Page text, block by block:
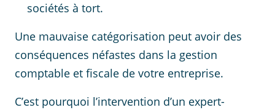
sociétés à tort.
Une mauvaise catégorisation peut avoir des
conséquences néfastes dans la gestion
comptable et fiscale de votre entreprise.
C’est pourquoi l’intervention d’un expert-